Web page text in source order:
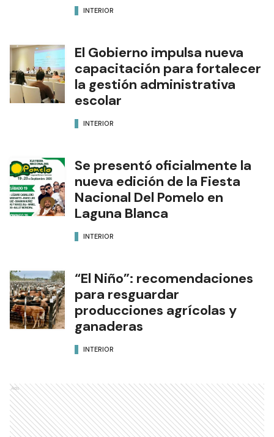
INTERIOR
El Gobierno impulsa nueva
capacitación para fortalecer
la gestión administrativa
escolar
INTERIOR
Se presentó oficialmente la
nueva edición de la Fiesta
Nacional Del Pomelo en
Laguna Blanca
INTERIOR
“El Niño”: recomendaciones
para resguardar
producciones agrícolas y
ganaderas
INTERIOR
Ads